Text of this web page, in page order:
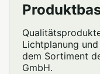
Lichtplanung
dem Sortiment
GmbH.